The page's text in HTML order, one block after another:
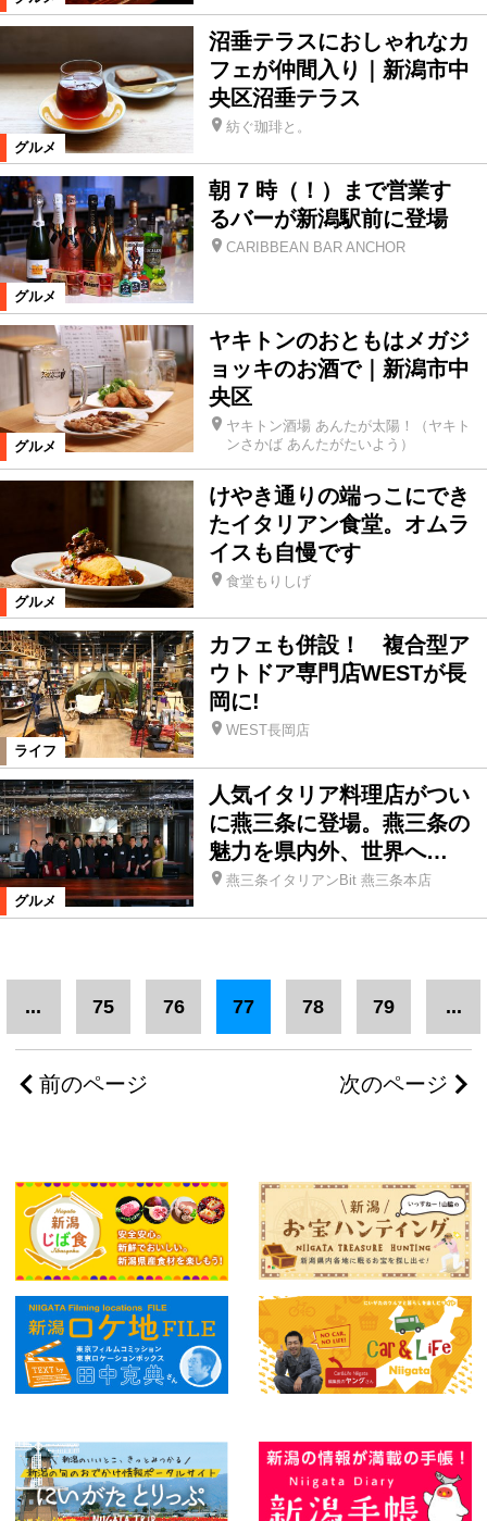
グルメ
沼垂テラスにおしゃれなカ
フェが仲間入り｜新潟市中
央区沼垂テラス
紡ぐ珈琲と。
グルメ
朝 7 時（！）まで営業す
るバーが新潟駅前に登場
CARIBBEAN BAR ANCHOR
グルメ
ヤキトンのおともはメガジ
ョッキのお酒で｜新潟市中
央区
ヤキトン酒場 あんたが太陽！（ヤキト
ンさかば あんたがたいよう）
グルメ
けやき通りの端っこにでき
たイタリアン食堂。オムラ
イスも自慢です
食堂もりしげ
ライフ
カフェも併設！ 複合型ア
ウトドア専門店WESTが長
岡に!
WEST長岡店
グルメ
人気イタリア料理店がつい
に燕三条に登場。燕三条の
魅力を県内外、世界へ…
燕三条イタリアンBit 燕三条本店
前のページ
... 75 76 77 78 79 ...
次のページ